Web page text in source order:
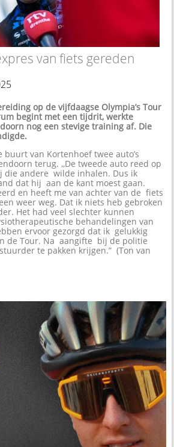
van fiets gereden
op de vijfdaagse Olympia’s Tour
begint met een tijdrit, werkte
nog een stevige training af. Die
van Kortenhoef twee auto’s
terug. ,,De tweede auto reed op
die andere wilde inhalen. Dus ik
dat hij aan de kant moest gaan.
en heeft me van achter van de fiets
weer weg. Dat ik niets heb gebroken
Het had veel slechter kunnen
behandelingen van
ervoor gezorgd dat ik gelukkig
de Tour. Na aangifte bij de politie
te pakken krijgen.” (Ton van